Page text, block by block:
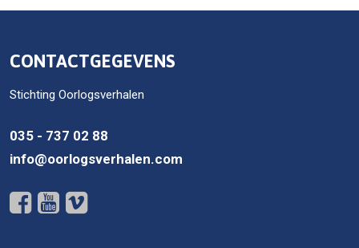
CONTACTGEGEVENS
Stichting Oorlogsverhalen
035 - 737 02 88
info@oorlogsverhalen.com